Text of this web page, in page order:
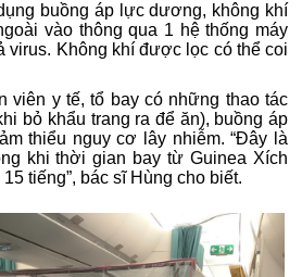
buồng áp lực dương, không khí
vào thông qua 1 hệ thống máy
virus. Không khí được lọc có thể coi
viên y tế, tổ bay có những thao tác
bỏ khẩu trang ra để ăn), buồng áp
thiểu nguy cơ lây nhiễm. “Đây là
khi thời gian bay từ Guinea Xích
tiếng”, bác sĩ Hùng cho biết.